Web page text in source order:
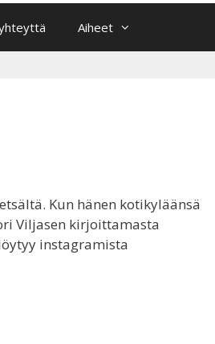
Aiheet
Kun hänen kotikyläänsä
Viljasen kirjoittamasta
instagramista